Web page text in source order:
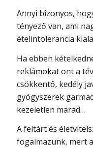
Annyi bizonyos,
tényező van, ami
ételintolerancia
Ha ebben
reklámokat ont a
csökkentő, kedély
gyógyszerek
kezeletlen marad…
A feltárt és
fogalmazunk, mert